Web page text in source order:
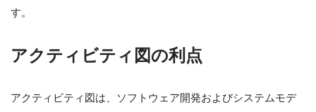
す。
アクティビティ図の利点
アクティビティ図は、ソフトウェア開発およびシステムモデ